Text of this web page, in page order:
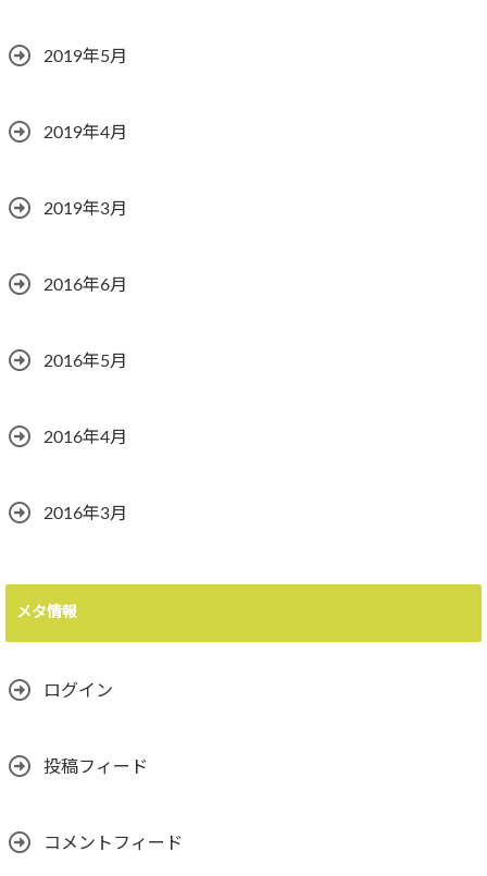
2019年5月
2019年4月
2019年3月
2016年6月
2016年5月
2016年4月
2016年3月
メタ情報
ログイン
投稿フィード
コメントフィード